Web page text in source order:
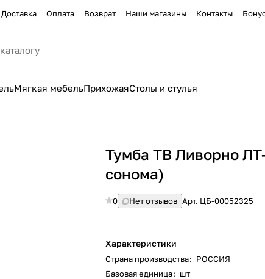
Доставка Оплата Возврат Наши магазины Контакты
Мягкая мебельПрихожаяСтолы и стулья
Тумба ТВ Ливорно
сонома)
0 Нет отзывов Арт. ЦБ-00052325
Характеристики
Страна производства: РОССИЯ
Базовая единица: шт